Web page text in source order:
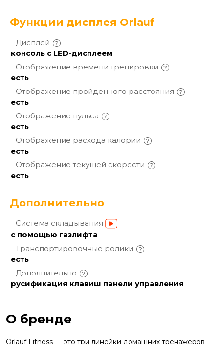
Функции дисплея Orlauf
Дисплей
консоль с LED-дисплеем
Отображение времени тренировки
есть
Отображение пройденного расстояния
есть
Отображение пульса
есть
Отображение расхода калорий
есть
Отображение текущей скорости
есть
Дополнительно
Система складывания
с помощью газлифта
Транспортировочные ролики
есть
Дополнительно
русификация клавиш панели управления
О бренде
Orlauf Fitness — это три линейки домашних тренажеров